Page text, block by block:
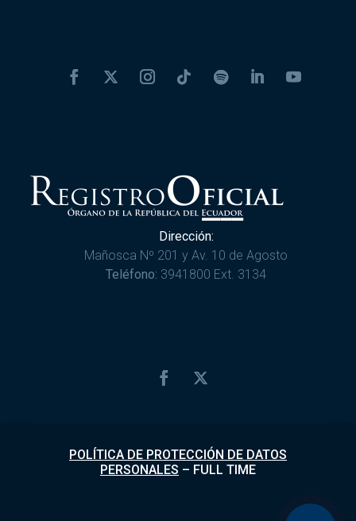
Dirección:
Mañosca Nº 201 y Av. 10 de Agosto
Teléfono: 3941800 Ext. 3134
POLÍTICA DE PROTECCIÓN DE DATOS
PERSONALES – FULL TIME